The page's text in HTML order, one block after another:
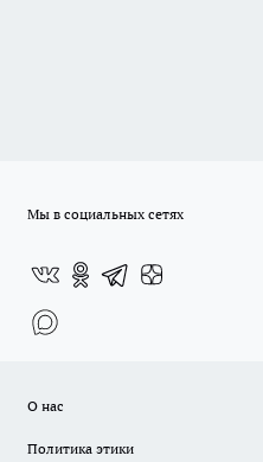
Мы в социальных сетях
О нас
Политика этики